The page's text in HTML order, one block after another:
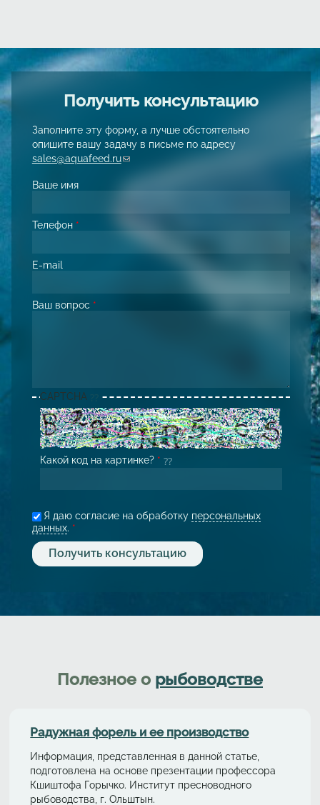
Получить консультацию
Заполните эту форму, а лучше обстоятельно
опишите вашу задачу в письме по адресу
sales@aquafeed.ru(link sends e-mail)
Ваше имя
Телефон *
E-mail
Ваш вопрос *
CAPTCHA
Какой код на картинке? *
Я даю согласие на обработку персональных
данных. *
Полезное о рыбоводстве
Радужная форель и ее производство
Информация, представленная в данной статье,
подготовлена на основе презентации профессора
Кшиштофа Горычко. Институт пресноводного
рыбоводства, г. Ольштын.